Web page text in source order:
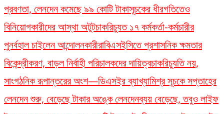
প্রবণতা, লেনদেন কমেছে ৯৯ কোটি টাকাসূচকের ধীরগতিতেও
বিনিয়োগকারীদের আস্থা অটুটচাকরিচ্যুত ১৭ কর্মকর্তা-কর্মচারীর
পুনর্বহাল চাইলেন আন্দোলনকারীরাবিএসইসিতে প্রশাসনিক ক্ষমতার
বিকেন্দ্রীকরণ, বাড়ল নির্বাহী পরিচালকদের দায়িত্বচাকরিচ্যুতি নয়,
সাংগঠনিক রূপান্তরের অংশ—ডিএসইর ব্যাখ্যামিশ্র সূচকে সপ্তাহের
লেনদেন শুরু, বেড়েছে টাকার অঙ্কে লেনদেনব্যয় বেড়েছে, তবুও লাইফ